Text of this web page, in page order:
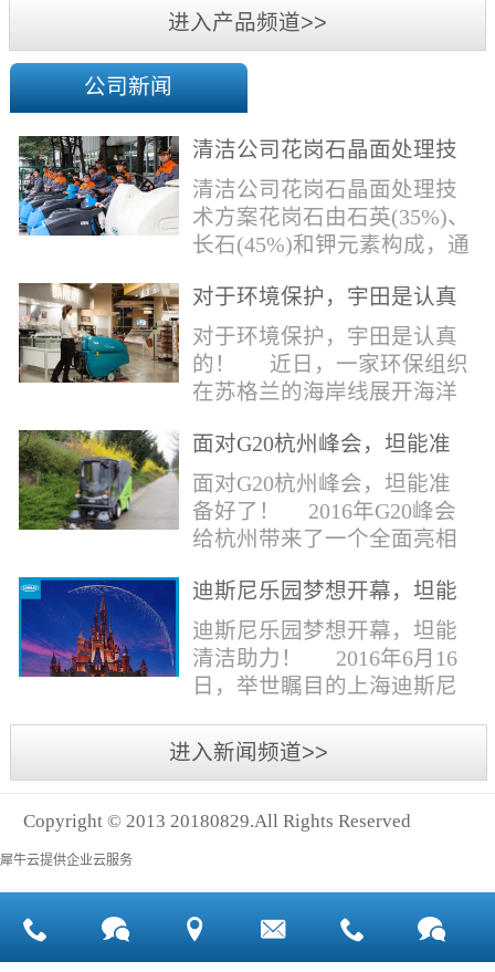
进入产品频道>>
公司新闻
清洁公司花岗石晶面处理技
术方案
清洁公司花岗石晶面处理技
术方案花岗石由石英(35%)、
长石(45%)和钾元素构成，通
含有极少量的方解石，表面
能看出具有矿物颗粒的结晶
体，硬度比大理石硬，硬度
在6.5左右。维护比大理石容
染，花岗石的种类根据石英,
同。清洁公司花岗石晶面处
理技术方案有如下要点：
一、清洁设备、工具石材翻
新机、石材晶面处理机、吸
水吸尘器、吹风机、花岗
石...
对于环境保护，宇田是认真
的！
对于环境保护，宇田是认真
的！ 近日，一家环保组织
在苏格兰的海岸线展开海洋
洋塑料垃圾对英国海洋生物
所带来的影响。他们发现至
少有30个海滩存在塑料污染
的情况。 该组织发动当地
动中，希望以此提高公众对
理想中，大海...
面对G20杭州峰会，坦能准
备好了！
面对G20杭州峰会，坦能准
备好了！ 2016年G20峰会
给杭州带来了一个全面亮相
球国际组织和世界人民检阅
的一次大考。多国元首齐聚
杭州，在欣赏美丽西湖景色
的同事，第一印象就是杭州
览城是本次峰会举办的核心
区域，主要囊括了奥体中
心、国际博览中心、超高层
双塔酒店和地铁上盖物业，
迪斯尼乐园梦想开幕，坦能
清洁助力！
迪斯尼乐园梦想开幕，坦能
清洁助力！ 2016年6月16
日，举世瞩目的上海迪斯尼
奇想花园、探险岛、宝藏
湾、明日世界和梦幻世界，
开神秘面纱。根据迪斯尼官
球接待人数最多的迪斯尼乐
园！ 位于浦东新区川...
进入新闻频道>>
Copyright © 2013 20180829.All Rights Reserved
犀牛云提供企业云服务